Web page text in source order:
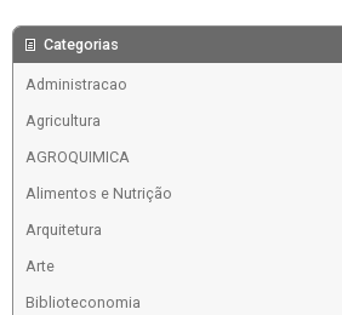
Categorias
Administracao
Agricultura
AGROQUIMICA
Alimentos e Nutrição
Arquitetura
Arte
Biblioteconomia